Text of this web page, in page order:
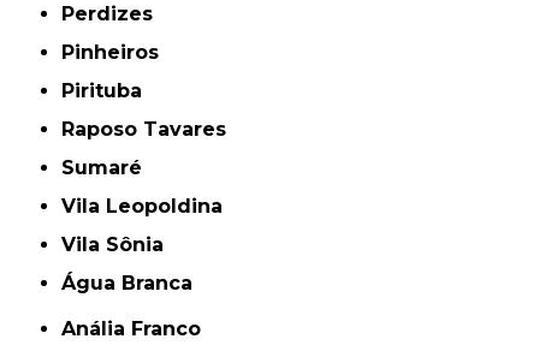
Perdizes
Pinheiros
Pirituba
Raposo Tavares
Sumaré
Vila Leopoldina
Vila Sônia
Água Branca
Anália Franco